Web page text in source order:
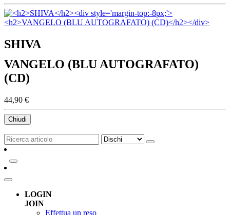
SHIVA
VANGELO (BLU AUTOGRAFATO)
(CD)
44,90 €
Chiudi
LOGIN
JOIN
Effettua un reso